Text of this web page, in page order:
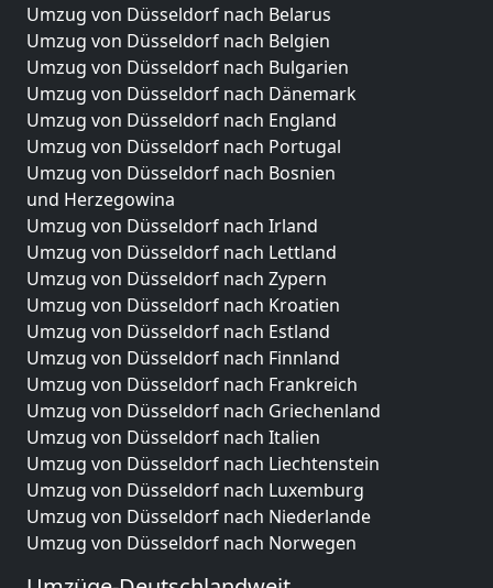
Umzug von Düsseldorf nach Belarus
Umzug von Düsseldorf nach Belgien
Umzug von Düsseldorf nach Bulgarien
Umzug von Düsseldorf nach Dänemark
Umzug von Düsseldorf nach England
Umzug von Düsseldorf nach Portugal
Umzug von Düsseldorf nach Bosnien
und Herzegowina
Umzug von Düsseldorf nach Irland
Umzug von Düsseldorf nach Lettland
Umzug von Düsseldorf nach Zypern
Umzug von Düsseldorf nach Kroatien
Umzug von Düsseldorf nach Estland
Umzug von Düsseldorf nach Finnland
Umzug von Düsseldorf nach Frankreich
Umzug von Düsseldorf nach Griechenland
Umzug von Düsseldorf nach Italien
Umzug von Düsseldorf nach Liechtenstein
Umzug von Düsseldorf nach Luxemburg
Umzug von Düsseldorf nach Niederlande
Umzug von Düsseldorf nach Norwegen